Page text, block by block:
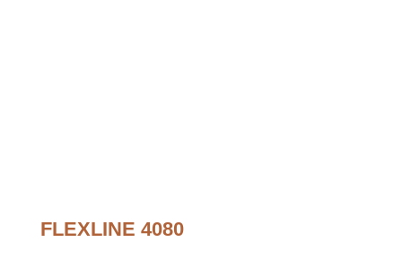
FLEXLINE 4080